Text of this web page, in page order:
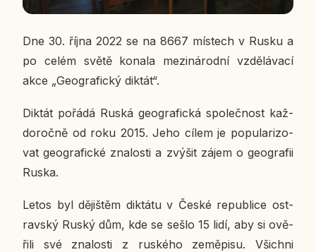
Dne 30. října 2022 se na 8667 mís­tech v Rusku a
po celém světě konala me­zi­ná­rod­ní vzdě­lá­va­cí
akce „Ge­o­gra­fic­ký diktát“.
Diktát pořádá Ruská ge­o­gra­fic­ká spo­leč­nost kaž­
do­roč­ně od roku 2015. Jeho cílem je po­pu­la­ri­zo­
vat ge­o­gra­fic­ké zna­los­ti a zvýšit zájem o ge­o­gra­fii
Ruska.
Letos byl dě­jiš­těm dik­tá­tu v České re­pub­li­ce os­t­
rav­ský Ruský dům, kde se sešlo 15 lidí, aby si ově­
ři­li své zna­los­ti z rus­ké­ho ze­mě­pi­su. Všich­ni